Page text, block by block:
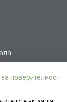
поверителност